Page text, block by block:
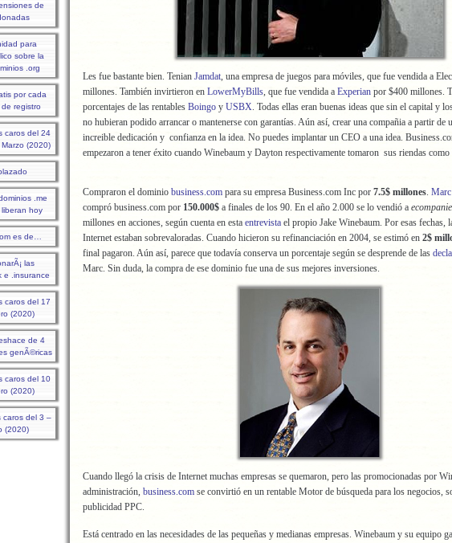
de
para
sobre la
.org
por cada
registro
caros del 24
(2020)
.me
hoy
es de…
las
e .insurance
caros del 17
(2020)
de 4
genÃ©ricas
caros del 10
(2020)
caros del 3 –
(2020)
Les fue bastante bien. Tenian Jamdat, una empresa de juegos para móviles, que fue vendida a
millones. También invirtieron en LowerMyBills, que fue vendida a Experian por $400 millones.
porcentajes de las rentables Boingo y USBX. Todas ellas eran buenas ideas que sin el capital y
no hubieran podido arrancar o mantenerse con garantías. Aún así, crear una compañia a partir de
increible dedicación y confianza en la idea. No puedes implantar un CEO a una idea.
empezaron a tener éxito cuando Winebaum y Dayton respectivamente tomaron sus riendas como
Compraron el dominio business.com para su empresa Business.com Inc por 7.5$ millones.
compró business.com por 150.000$ a finales de los 90. En el año 2.000 se lo vendió a
millones en acciones, según cuenta en esta entrevista el propio Jake Winebaum. Por esas fechas,
Internet estaban sobrevaloradas. Cuando hicieron su refinanciación en 2004, se estimó en 2$
final pagaron. Aún así, parece que todavía conserva un porcentaje según se desprende de las
Marc. Sin duda, la compra de ese dominio fue una de sus mejores inversiones.
Cuando llegó la crisis de Internet muchas empresas se quemaron, pero las promocionadas por
administración, business.com se convirtió en un rentable Motor de búsqueda para los negocios,
publicidad PPC.
Está centrado en las necesidades de las pequeñas y medianas empresas. Winebaum y su equipo